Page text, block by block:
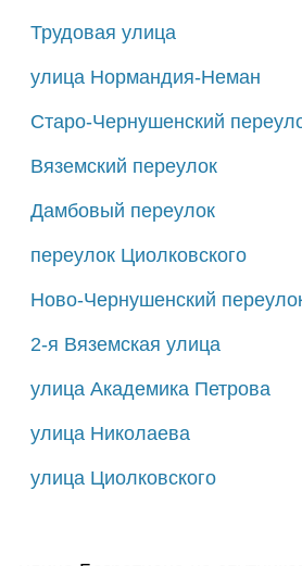
Трудовая улица
улица Нормандия-Неман
Старо-Чернушенский
Вяземский переулок
Дамбовый переулок
переулок Циолковского
Ново-Чернушенский
2-я Вяземская улица
улица Академика Петрова
улица Николаева
улица Циолковского